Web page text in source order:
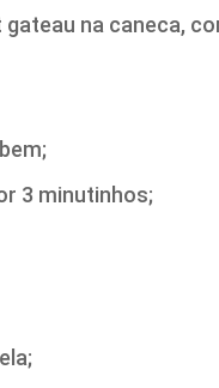
na caneca,
3 minutinhos;